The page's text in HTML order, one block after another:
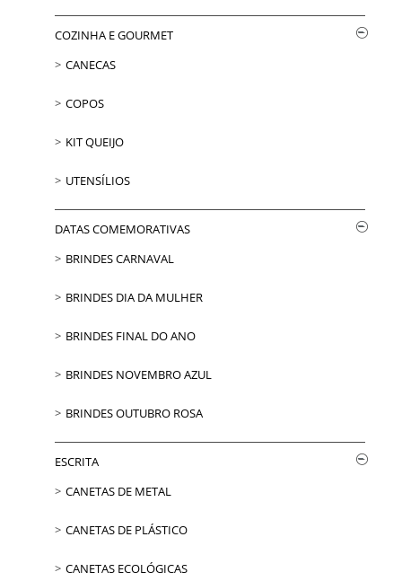
COZINHA E GOURMET
CANECAS
COPOS
KIT QUEIJO
UTENSÍLIOS
DATAS COMEMORATIVAS
BRINDES CARNAVAL
BRINDES DIA DA MULHER
BRINDES FINAL DO ANO
BRINDES NOVEMBRO AZUL
BRINDES OUTUBRO ROSA
ESCRITA
CANETAS DE METAL
CANETAS DE PLÁSTICO
CANETAS ECOLÓGICAS